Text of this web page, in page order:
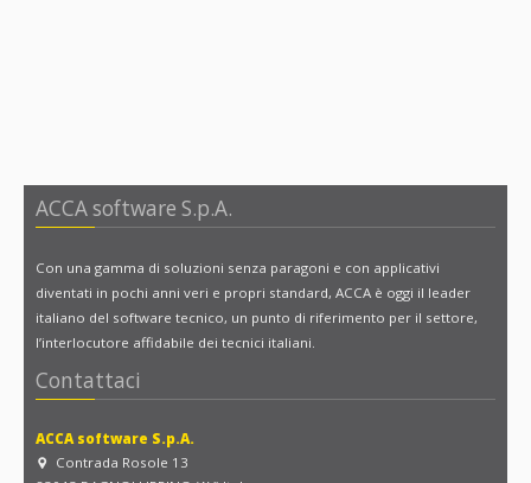
ACCA software S.p.A.
Con una gamma di soluzioni senza paragoni e con applicativi
diventati in pochi anni veri e propri standard, ACCA è oggi il leader
italiano del software tecnico, un punto di riferimento per il settore,
l’interlocutore affidabile dei tecnici italiani.
Contattaci
ACCA software S.p.A.
Contrada Rosole 13